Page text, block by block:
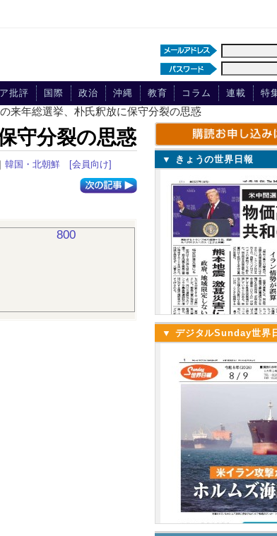
批評 国際 政治 沖縄 教育 コラム 連載 特
来年総選挙、朴氏釈放に保守分裂の思惑
守分裂の思惑
｜ 韓国・北朝鮮 [会員向け] ▼ きょうの世界日報
▼ デジタルSunday世界